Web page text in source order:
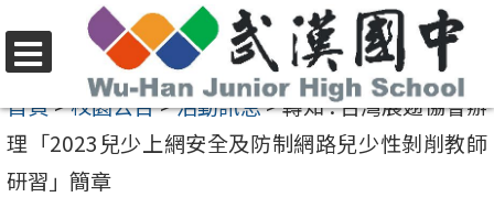
至
要
內
選
單
首頁>校園公告>活動訊息>轉知 : 台灣展翅協會辦
理「2023兒少上網安全及防制網路兒少性剝削教師
研習」簡章